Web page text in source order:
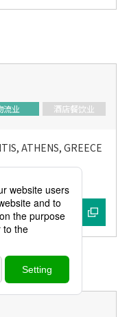
流业 酒店餐饮业
ATHENS, GREECE